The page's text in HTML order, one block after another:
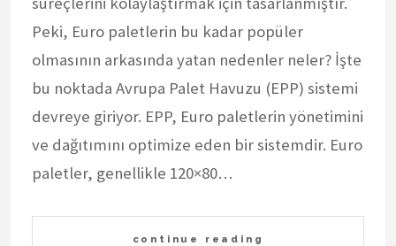
Peki, Euro paletlerin bu kadar popüler
olmasının arkasında yatan nedenler neler? İşte
bu noktada Avrupa Palet Havuzu (EPP) sistemi
devreye giriyor. EPP, Euro paletlerin yönetimini
ve dağıtımını optimize eden bir sistemdir. Euro
paletler, genellikle 120×80…
continue reading